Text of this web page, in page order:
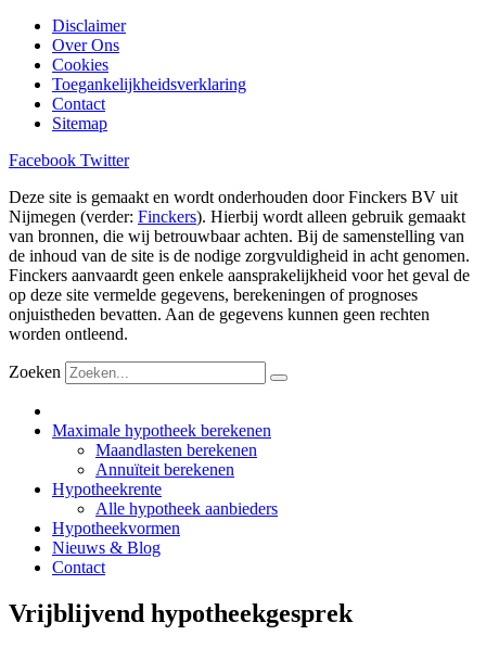
Disclaimer
Over Ons
Cookies
Toegankelijkheidsverklaring
Contact
Sitemap
Facebook Twitter
Deze site is gemaakt en wordt onderhouden door Finckers BV uit
Nijmegen (verder: Finckers). Hierbij wordt alleen gebruik gemaakt
van bronnen, die wij betrouwbaar achten. Bij de samenstelling van
de inhoud van de site is de nodige zorgvuldigheid in acht genomen.
Finckers aanvaardt geen enkele aansprakelijkheid voor het geval de
op deze site vermelde gegevens, berekeningen of prognoses
onjuistheden bevatten. Aan de gegevens kunnen geen rechten
worden ontleend.
Zoeken
Maximale hypotheek berekenen
Maandlasten berekenen
Annuïteit berekenen
Hypotheekrente
Alle hypotheek aanbieders
Hypotheekvormen
Nieuws & Blog
Contact
Vrijblijvend hypotheekgesprek